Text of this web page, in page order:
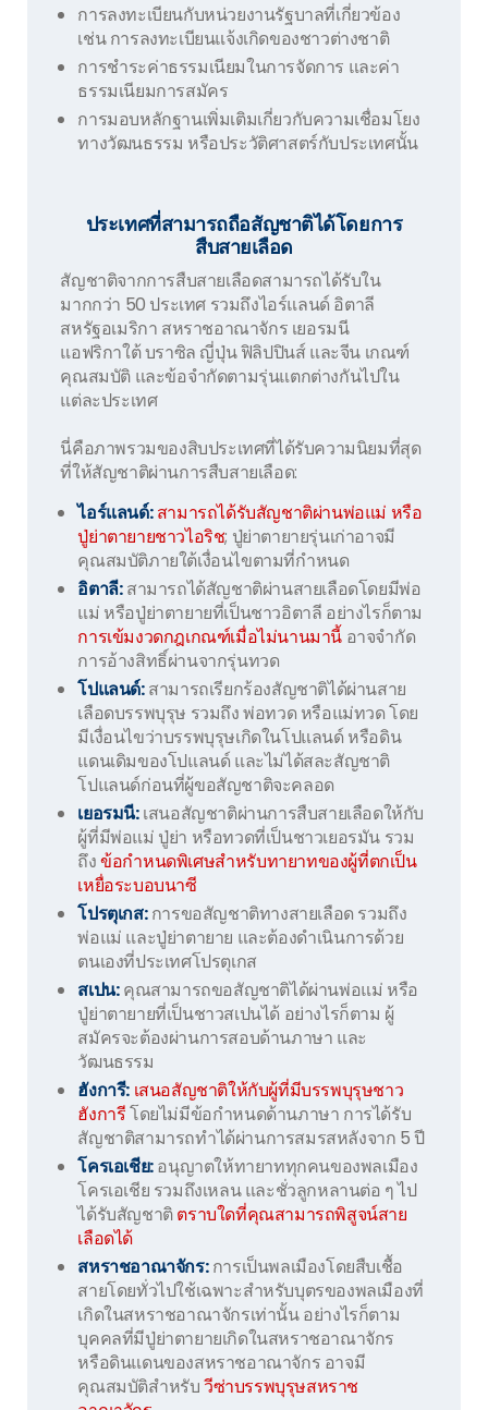
การลงทะเบียนกับหน่วยงานรัฐบาลที่เกี่ยวข้อง
เช่น การลงทะเบียนแจ้งเกิดของชาวต่างชาติ
การชำระค่าธรรมเนียมในการจัดการ และค่า
ธรรมเนียมการสมัคร
การมอบหลักฐานเพิ่มเติมเกี่ยวกับความเชื่อมโยง
ทางวัฒนธรรม หรือประวัติศาสตร์กับประเทศนั้น
ประเทศที่สามารถถือสัญชาติได้โดยการ
สืบสายเลือด
สัญชาติจากการสืบสายเลือดสามารถได้รับใน
มากกว่า 50 ประเทศ รวมถึงไอร์แลนด์ อิตาลี
สหรัฐอเมริกา สหราชอาณาจักร เยอรมนี
แอฟริกาใต้ บราซิล ญี่ปุ่น ฟิลิปปินส์ และจีน เกณฑ์
คุณสมบัติ และข้อจำกัดตามรุ่นแตกต่างกันไปใน
แต่ละประเทศ
นี่คือภาพรวมของสิบประเทศที่ได้รับความนิยมที่สุด
ที่ให้สัญชาติผ่านการสืบสายเลือด:
ไอร์แลนด์: สามารถได้รับสัญชาติผ่านพ่อแม่ หรือ
ปู่ย่าตายายชาวไอริช; ปู่ย่าตายายรุ่นเก่าอาจมี
คุณสมบัติภายใต้เงื่อนไขตามที่กำหนด
อิตาลี:สามารถได้สัญชาติผ่านสายเลือดโดยมีพ่อ
แม่ หรือปู่ย่าตายายที่เป็นชาวอิตาลี อย่างไรก็ตาม
การเข้มงวดกฎเกณฑ์เมื่อไม่นานมานี้ อาจจำกัด
การอ้างสิทธิ์ผ่านจากรุ่นทวด
โปแลนด์:สามารถเรียกร้องสัญชาติได้ผ่านสาย
เลือดบรรพบุรุษ รวมถึง พ่อทวด หรือแม่ทวด โดย
มีเงื่อนไขว่าบรรพบุรุษเกิดในโปแลนด์ หรือดิน
แดนเดิมของโปแลนด์ และไม่ได้สละสัญชาติ
โปแลนด์ก่อนที่ผู้ขอสัญชาติจะคลอด
เยอรมนี:เสนอสัญชาติผ่านการสืบสายเลือดให้กับ
ผู้ที่มีพ่อแม่ ปู่ย่า หรือทวดที่เป็นชาวเยอรมัน รวม
ถึงข้อกำหนดพิเศษสำหรับทายาทของผู้ที่ตกเป็น
เหยื่อระบอบนาซี
โปรตุเกส:การขอสัญชาติทางสายเลือด รวมถึง
พ่อแม่ และปู่ย่าตายาย และต้องดำเนินการด้วย
ตนเองที่ประเทศโปรตุเกส
สเปน:คุณสามารถขอสัญชาติได้ผ่านพ่อแม่ หรือ
ปู่ย่าตายายที่เป็นชาวสเปนได้ อย่างไรก็ตาม ผู้
สมัครจะต้องผ่านการสอบด้านภาษา และ
วัฒนธรรม
ฮังการี: เสนอสัญชาติให้กับผู้ที่มีบรรพบุรุษชาว
ฮังการีโดยไม่มีข้อกำหนดด้านภาษา การได้รับ
สัญชาติสามารถทำได้ผ่านการสมรสหลังจาก 5 ปี
โครเอเชีย:อนุญาตให้ทายาททุกคนของพลเมือง
โครเอเชีย รวมถึงเหลน และชั่วลูกหลานต่อ ๆ ไป
ได้รับสัญชาติตราบใดที่คุณสามารถพิสูจน์สาย
เลือดได้
สหราชอาณาจักร:การเป็นพลเมืองโดยสืบเชื้อ
สายโดยทั่วไปใช้เฉพาะสำหรับบุตรของพลเมืองที่
เกิดในสหราชอาณาจักรเท่านั้น อย่างไรก็ตาม
บุคคลที่มีปู่ย่าตายายเกิดในสหราชอาณาจักร
หรือดินแดนของสหราชอาณาจักร อาจมี
คุณสมบัติสำหรับวีซ่าบรรพบุรุษสหราช